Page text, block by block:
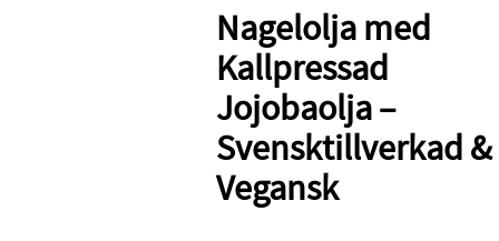
Nagelolja med
Kallpressad
Jojobaolja –
Svensktillverkad &
Vegansk